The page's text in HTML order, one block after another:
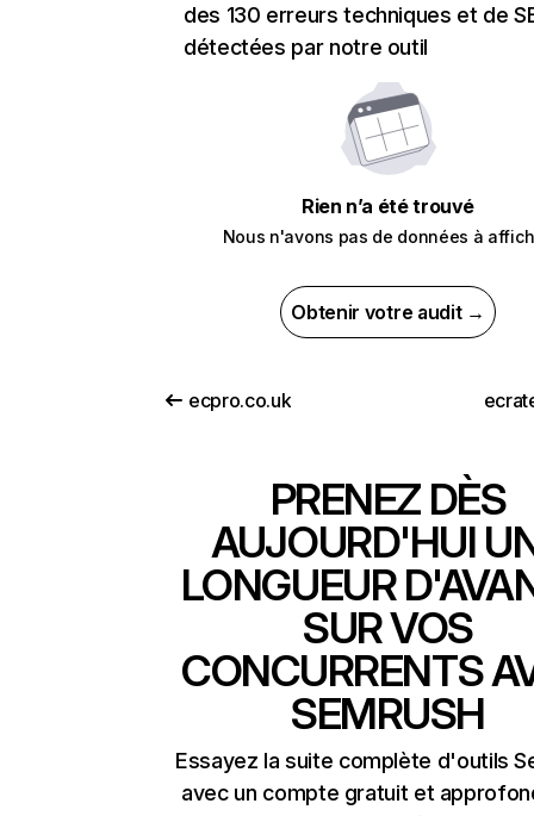
des 130 erreurs techniques et de
détectées par notre outil
Rien n’a été trouvé
Nous n'avons pas de données à
Obtenir votre audit →
ecpro.co.uk
PRENEZ DÈS
AUJOURD'HUI
LONGUEUR
SUR VOS
CONCURRENTS
SEMRUSH
Essayez la suite complète d'outils
avec un compte gratuit et